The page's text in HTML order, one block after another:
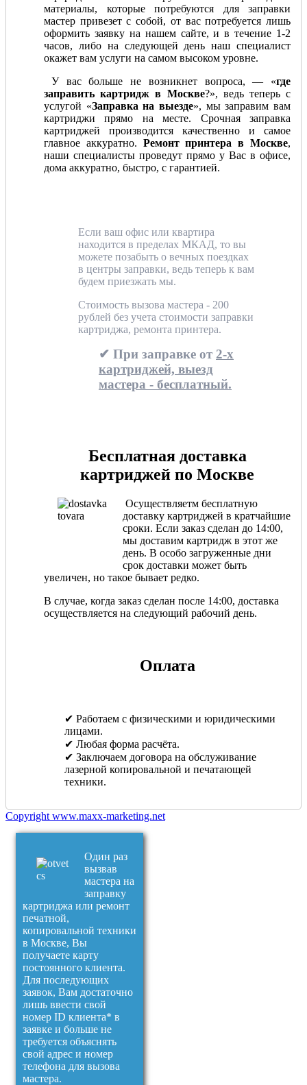
материалы, которые потребуются для заправки
мастер привезет с собой, от вас потребуется лишь
оформить заявку на нашем сайте, и в течение 1-2
часов, либо на следующей день наш специалист
окажет вам услуги на самом высоком уровне.
У вас больше не возникнет вопроса, — «где
заправить картридж в Москве?», ведь теперь с
услугой «Заправка на выезде», мы заправим вам
картриджи прямо на месте. Срочная заправка
картриджей производится качественно и самое
главное аккуратно. Ремонт принтера в Москве,
наши специалисты проведут прямо у Вас в офисе,
дома аккуратно, быстро, с гарантией.
Если ваш офис или квартира
находится в пределах МКАД, то вы
можете позабыть о вечных поездках
в центры заправки, ведь теперь к вам
будем приезжать мы.
Стоимость вызова мастера - 200
рублей без учета стоимости заправки
картриджа, ремонта принтера.
✔ При заправке от 2-х
картриджей, выезд
мастера - бесплатный.
Бесплатная доставка
картриджей по Москве
Осуществляетм бесплатную
доставку картриджей в кратчайшие
сроки. Если заказ сделан до 14:00,
мы доставим картридж в этот же
день. В особо загруженные дни
срок доставки может быть
увеличен, но такое бывает редко.
В случае, когда заказ сделан после 14:00, доставка
осуществляется на следующий рабочий день.
Оплата
✔ Работаем с физическими и юридическими
лицами.
✔ Любая форма расчёта.
✔ Заключаем договора на обслуживание
лазерной копировальной и печатающей
техники.
Copyright www.maxx-marketing.net
Один раз
вызвав
мастера на
заправку
картриджа или ремонт
печатной,
копировальной техники
в Москве, Вы
получаете карту
постоянного клиента.
Для последующих
заявок, Вам достаточно
лишь ввести свой
номер ID клиента* в
заявке и больше не
требуется объяснять
свой адрес и номер
телефона для вызова
мастера.